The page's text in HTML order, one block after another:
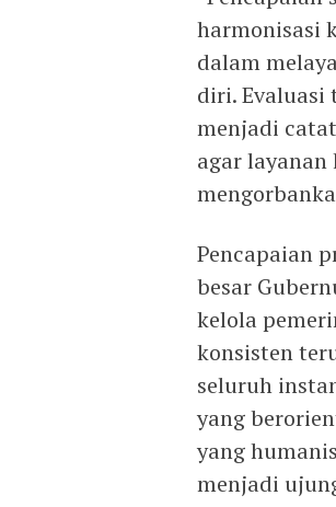
harmonisasi
dalam
diri. Evaluasi
menjadi
agar
Pencapaian
besar
kelola
konsisten
seluruh
yang
yang
menjadi